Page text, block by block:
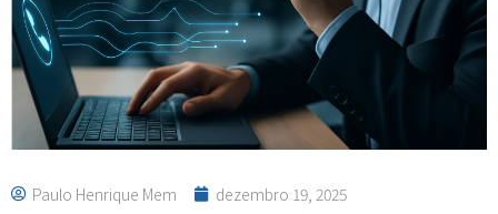
Paulo Henrique Mem dezembro 19, 2025